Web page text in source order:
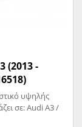
(2013 -
υψηλής